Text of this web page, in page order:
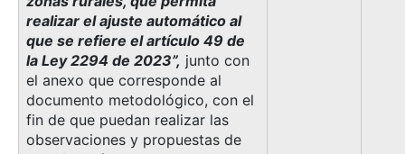
realizar el ajuste automático al
que se refiere el artículo 49 de
la Ley 2294 de 2023”, junto con
el anexo que corresponde al
documento metodológico, con el
fin de que puedan realizar las
observaciones y propuestas de